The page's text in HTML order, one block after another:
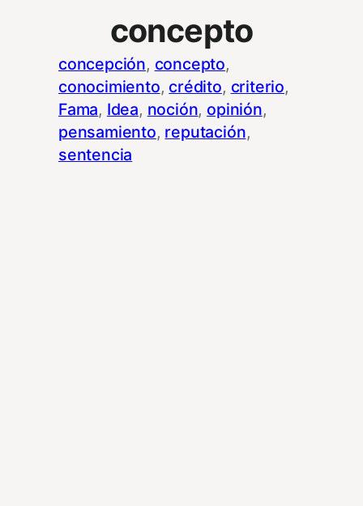
concepto
concepción, concepto
conocimiento, crédito, criterio
Fama, Idea, noción, opinión
pensamiento, reputación
sentencia